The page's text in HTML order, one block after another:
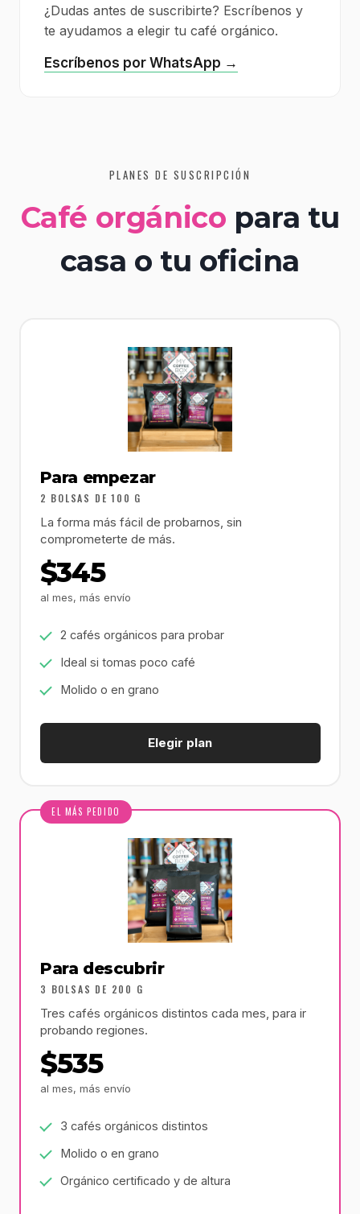
¿Dudas antes de suscribirte? Escríbenos y
te ayudamos a elegir tu café orgánico.
Escríbenos por WhatsApp →
PLANES DE SUSCRIPCIÓN
Café orgánico para tu
casa o tu oficina
Para empezar
2 BOLSAS DE 100 G
La forma más fácil de probarnos, sin
comprometerte de más.
$345
al mes, más envío
2 cafés orgánicos para probar
Ideal si tomas poco café
Molido o en grano
Elegir plan
EL MÁS PEDIDO
Para descubrir
3 BOLSAS DE 200 G
Tres cafés orgánicos distintos cada mes, para ir
probando regiones.
$535
al mes, más envío
3 cafés orgánicos distintos
Molido o en grano
Orgánico certificado y de altura